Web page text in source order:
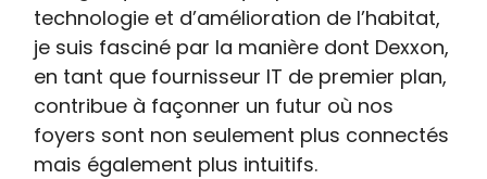
technologie et d’amélioration de l’habitat,
je suis fasciné par la manière dont Dexxon,
en tant que fournisseur IT de premier plan,
contribue à façonner un futur où nos
foyers sont non seulement plus connectés
mais également plus intuitifs.